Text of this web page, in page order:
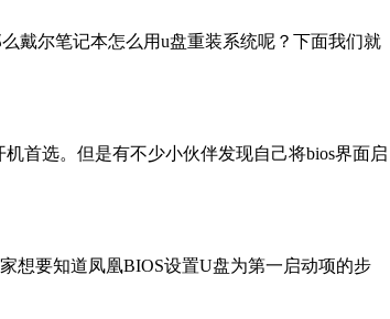
戴尔笔记本怎么用u盘重装系统呢？下面我们就
首选。但是有不少小伙伴发现自己将bios界面启
想要知道凤凰BIOS设置U盘为第一启动项的步